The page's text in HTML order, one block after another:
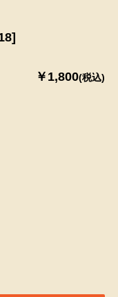
￥1,800(税込)